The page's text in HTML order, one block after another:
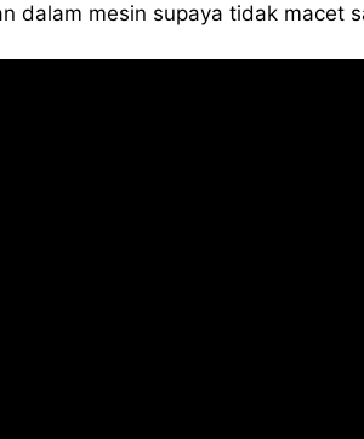
dalam mesin supaya tidak macet